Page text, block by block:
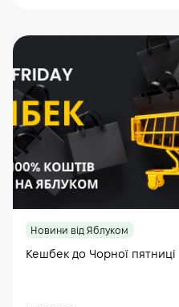
Новини від Яблуком
Кешбек до Чорної пятниці